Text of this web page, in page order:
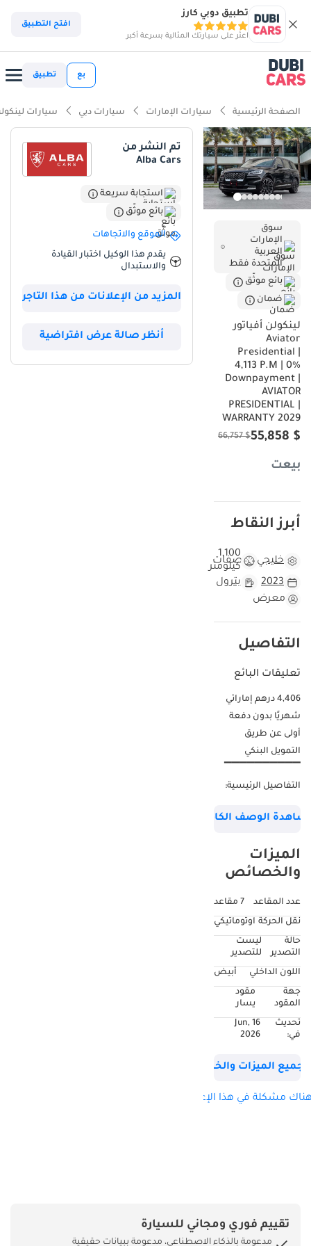
تطبيق دوبي كارز
اعثر على سيارتك المثالية بسرعة أكبر
افتح التطبيق
بع تطبيق
الصفحة الرئيسية سيارات الإمارات سيارات دبي سيارات
سوق
الإمارات
العربية
المتحدة فقط
بائع موثّق
ضمان
لينكولن أفياتور
Aviator
Presidential |
4,113 P.M | 0%
Downpayment |
AVIATOR
PRESIDENTIAL |
WARRANTY 2029
$ 55,858
$ 66,757
بيعت
أبرز النقاط
خليجي مواصفات
1,100
كيلومتر
2023
بترول
معرض
التفاصيل
تعليقات البائع
4,406 درهم إماراتي
شهريًا بدون دفعة
أولى عن طريق
التمويل البنكي
التفاصيل الرئيسية:
2029 أو 100,000 كم
كم مقاس العجلات:
لماذا تختار هذه
السيارة؟ استمتع
سيارة لينكولن أفياتور
بريزيدنشال 2023
بمسافة 1,000 كم
تكاد تكون جديدة.
الرياضية متعددة
عن الأناقة و بفضل
أدائها المتميز، توفر
الوصف الكامل
الميزات
والخصائص
عدد المقاعد
7 مقاعد
نقل الحركة اوتوماتيكي
حالة
التصدير
ليست
للتصدير
اللون الداخلي
أبيض
جهة
المقود
مقود
يسار
تحديث
في:
16 Jun,
2026
جميع الميزات والخصائص
مشكلة في هذا الإعلان؟
تم النشر من
Alba Cars
استجابة سريعة
بائع موثّق
الموقع والاتجاهات
يقدم هذا الوكيل اختبار القيادة
والاستبدال
المزيد من الإعلانات من هذا التاجر
أنظر صالة عرض افتراضية
تقييم فوري ومجاني للسيارة
مدعومة بالذكاء الاصطناعي، مدعومة ببيانات حقيقية